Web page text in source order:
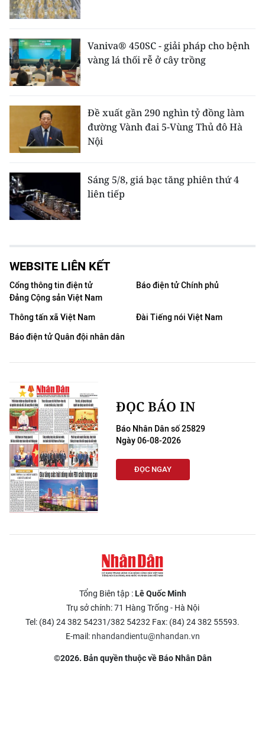
Vaniva® 450SC - giải pháp cho bệnh
vàng lá thối rễ ở cây trồng
Đề xuất gần 290 nghìn tỷ đồng làm
đường Vành đai 5-Vùng Thủ đô Hà
Nội
Sáng 5/8, giá bạc tăng phiên thứ 4
liên tiếp
WEBSITE LIÊN KẾT
Cổng thông tin điện tử
Đảng Cộng sản Việt Nam
Báo điện tử Chính phủ
Thông tấn xã Việt Nam
Đài Tiếng nói Việt Nam
Báo điện tử Quân đội nhân dân
ĐỌC BÁO IN
Báo Nhân Dân số 25829
Ngày 06-08-2026
ĐỌC NGAY
Tổng Biên tập :Lê Quốc Minh
Trụ sở chính: 71 Hàng Trống - Hà Nội
Tel: (84) 24 382 54231/382 54232 Fax: (84) 24 382 55593.
E-mail: nhandandientu@nhandan.vn
©2026. Bản quyền thuộc về Báo Nhân Dân